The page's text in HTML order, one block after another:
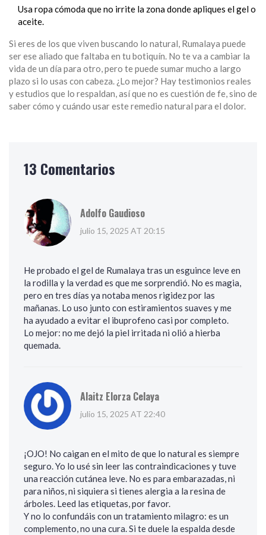
Usa ropa cómoda que no irrite la zona donde apliques el gel o
aceite.
Si eres de los que viven buscando lo natural, Rumalaya puede
ser ese aliado que faltaba en tu botiquín. No te va a cambiar la
vida de un día para otro, pero te puede sumar mucho a largo
plazo si lo usas con cabeza. ¿Lo mejor? Hay testimonios reales
y estudios que lo respaldan, así que no es cuestión de fe, sino de
saber cómo y cuándo usar este remedio natural para el dolor.
13 Comentarios
Adolfo Gaudioso
julio 15, 2025 AT 20:15
He probado el gel de Rumalaya tras un esguince leve en
la rodilla y la verdad es que me sorprendió. No es magia,
pero en tres días ya notaba menos rigidez por las
mañanas. Lo uso junto con estiramientos suaves y me
ha ayudado a evitar el ibuprofeno casi por completo.
Lo mejor: no me dejó la piel irritada ni olió a hierba
quemada.
Alaitz Elorza Celaya
julio 15, 2025 AT 22:40
¡OJO! No caigan en el mito de que lo natural es siempre
seguro. Yo lo usé sin leer las contraindicaciones y tuve
una reacción cutánea leve. No es para embarazadas, ni
para niños, ni siquiera si tienes alergia a la resina de
árboles. Leed las etiquetas, por favor.
Y no lo confundáis con un tratamiento milagro: es un
complemento, no una cura. Si te duele la espalda desde